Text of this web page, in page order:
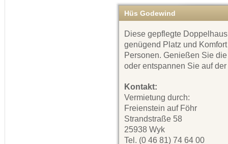
Hüs Godewind
Diese gepflegte
genügend Platz und
Personen. Genießen Sie
oder entspannen Sie auf
Kontakt:
Vermietung durch:
Freienstein auf Föhr
Strandstraße 58
25938 Wyk
Tel. (0 46 81) 74 64 00